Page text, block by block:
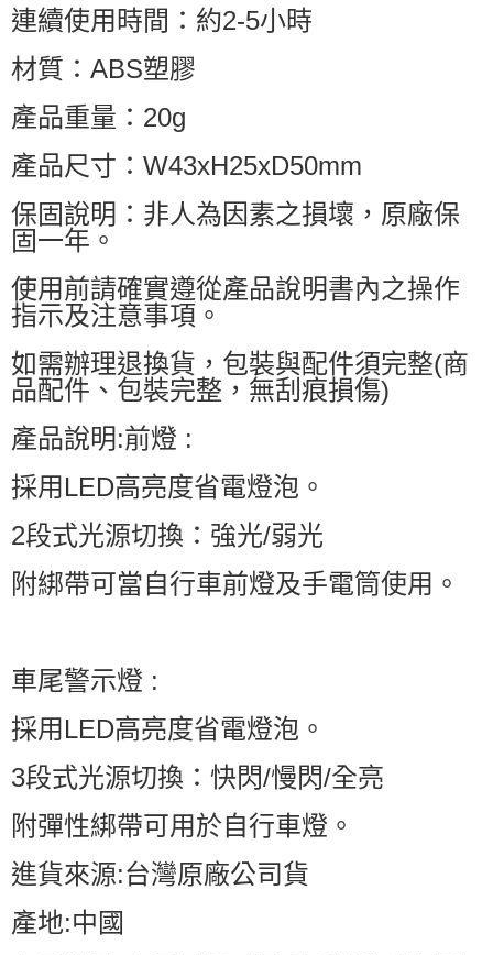
連續使用時間：約2-5小時
材質：ABS塑膠
產品重量：20g
產品尺寸：W43xH25xD50mm
保固說明：非人為因素之損壞，原廠保
固一年。
使用前請確實遵從產品說明書內之操作
指示及注意事項。
如需辦理退換貨，包裝與配件須完整(商
品配件、包裝完整，無刮痕損傷)
產品說明:前燈 :
採用LED高亮度省電燈泡。
2段式光源切換：強光/弱光
附綁帶可當自行車前燈及手電筒使用。
車尾警示燈 :
採用LED高亮度省電燈泡。
3段式光源切換：快閃/慢閃/全亮
附彈性綁帶可用於自行車燈。
進貨來源:台灣原廠公司貨
產地:中國